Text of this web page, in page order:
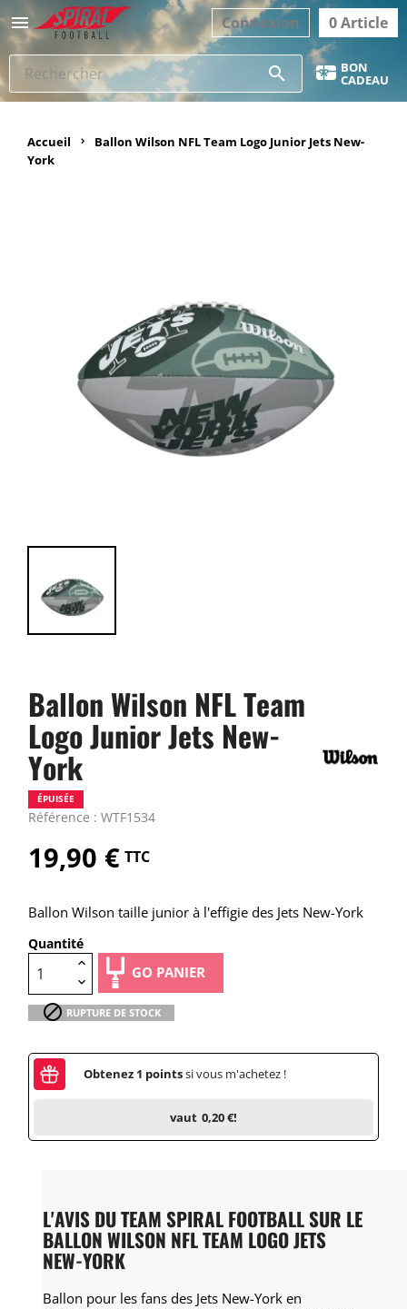
 0 Article
Connexion
search BON
CADEAU
Accueil
Ballon Wilson NFL Team Logo Junior Jets New-
York
Ballon Wilson NFL Team
Logo Junior Jets New-
York
Référence : WTF1534
ÉPUISÉE
19,90 € TTC
Ballon Wilson taille junior à l'effigie des Jets New-York
Quantité
GO PANIER
 RUPTURE DE STOCK
Obtenez 1 pointssi vous m'achetez !
vaut 0,20 €!
L'AVIS DU TEAM SPIRAL FOOTBALL SUR LE
BALLON WILSON NFL TEAM LOGO JETS
NEW-YORK
Ballon pour les fans des Jets New-York en